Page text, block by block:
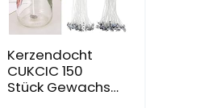
Kerzendocht
CUKCIC 150
Stück Gewachst